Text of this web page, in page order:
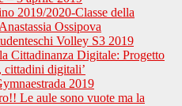
2019/2020-Classe della
Ossipova
Volley S3 2019
Cittadinanza Digitale: Progetto
cittadini digitali’
2019
Le aule sono vuote ma la